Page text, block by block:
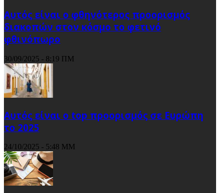
Αυτός είναι ο φθηνότερος προορισμός
διακοπών στον κόσμο το φετινό
φθινόπωρο
30/09/2025 - 8:19 ΠΜ
Αυτός είναι ο top προορισμός σε Ευρώπη
το 2025
24/10/2025 - 5:48 ΜΜ